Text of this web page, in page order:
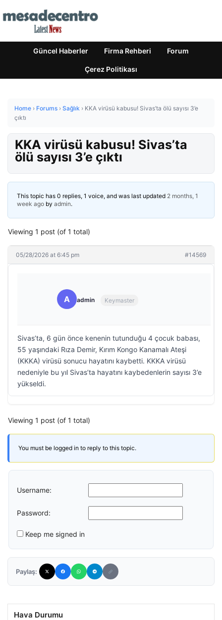
Güncel Haberler Firma Rehberi Forum
Çerez Politikası
Home › Forums › Sağlık › KKA virüsü kabusu! Sivas’ta ölü sayısı 3’e
çıktı
KKA virüsü kabusu! Sivas’ta
ölü sayısı 3’e çıktı
This topic has 0 replies, 1 voice, and was last updated 2 months, 1
week ago by admin.
Viewing 1 post (of 1 total)
05/28/2026 at 6:45 pm #14569
A admin Keymaster
Sivas’ta, 6 gün önce kenenin tutunduğu 4 çocuk babası,
55 yaşındaki Rıza Demir, Kırım Kongo Kanamalı Ateşi
(KKKA) virüsü sonucu hayatını kaybetti. KKKA virüsü
nedeniyle bu yıl Sivas’ta hayatını kaybedenlerin sayısı 3’e
yükseldi.
Viewing 1 post (of 1 total)
You must be logged in to reply to this topic.
Username:
Password:
Keep me signed in
Paylaş:
Hava Durumu